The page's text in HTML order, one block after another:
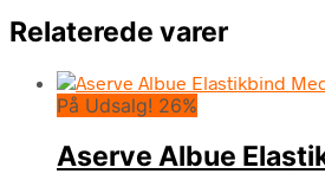
Relaterede varer
På Udsalg! 26%
Aserve Albue